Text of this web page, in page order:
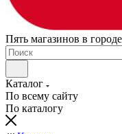
Пять магазинов в
Каталог
По всему сайту
По каталогу